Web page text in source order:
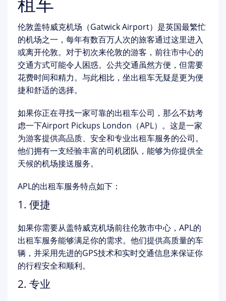
伦敦盖特威克机场（Gatwick Airport）是英国最繁忙
的机场之一，每年有数百万人次的旅客通过这里进入
或离开伦敦。对于初次来伦敦的游客，前往市中心的
交通方式可能令人困惑。公共交通虽然方便，但需要
花费时间和精力。与此相比，坐出租车无疑是更为便
捷和舒适的选择。
如果你正在寻找一家可靠的出租车公司，那么不妨考
虑一下Airport Pickups London（APL）。这是一家
为游客提供高品质、安全和专业出租车服务的公司。
他们拥有一支经验丰富的司机团队，能够为你提供全
天候的机场接送服务。
APL的出租车服务特点如下：
1. 便捷
如果你需要从盖特威克机场前往伦敦市中心，APL的
出租车服务能够满足你的需求。他们提供高质量的车
辆，并采用先进的GPS技术和实时交通信息来保证你
的行程安全和顺利。
2. 专业